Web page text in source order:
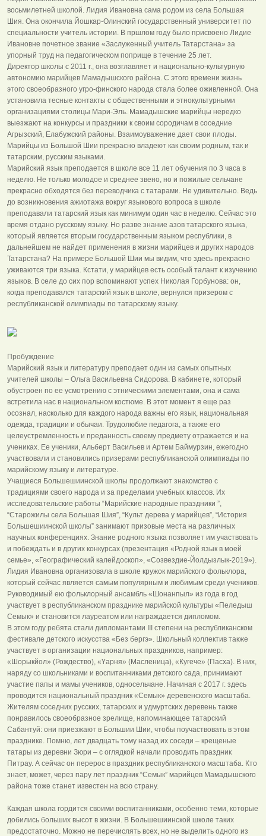
восьмилетней школой. Лидия Ивановна сама родом из села Большая
Шия. Она окончила Йошкар-Олинский государственный университет по
специальности учитель истории. В пршлом году было присвоено Лидие
Ивановне почетное звание «Заслуженный учитель Татарстана» за
упорный труд на педагогическом поприще в течение 25 лет.
Директор школы с 2011 г., она возглавляет и национально-культурную
автономию марийцев Мамадышского района. С этого времени жизнь
этого своеобразного угро-финского народа стала более оживленной. Она
установила тесные контакты с общественными и этнокультурными
организациями столицы Мари-Эль. Мамадышские марийцы нередко
выезжают на конкурсы и праздники к своим сородичам в соседние
Агрызский, Елабужский районы. Взаимоуважение дает свои плоды.
Марийцы из Большой Шии прекрасно владеют как своим родным, так и
татарским, русским языками.
Марийский язык преподается в школе все 11 лет обучения по 3 часа в
неделю. Не только молодое и среднее звено, но и пожилые сельчане
прекрасно обходятся без переводчика с татарами. Не удивительно. Ведь
до возникновения ажиотажа вокруг языкового вопроса в школе
преподавали татарский язык как минимум один час в неделю. Сейчас это
время отдано русскому языку. Но разве знание азов татарского языка,
который является вторым государственным языком республики, в
дальнейшем не найдет применения в жизни марийцев и других народов
Татарстана? На примере Большой Шии мы видим, что здесь прекрасно
уживаются три языка. Кстати, у марийцев есть особый талант к изучению
языков. В селе до сих пор вспоминают успех Николая Горбунова: он,
когда преподавался татарский язык в школе, вернулся призером с
республиканской олимпиады по татарскому языку.
Пробуждение
Марийский язык и литературу преподает один из самых опытных
учителей школы – Ольга Васильевна Сидорова. В кабинете, который
обустроен по ее усмотрению с этническими элементами, она и сама
встретила нас в национальном костюме. В этот момент я еще раз
осознал, насколько для каждого народа важны его язык, национальная
одежда, традиции и обычаи. Трудолюбие педагога, а также его
целеустремленность и преданность своему предмету отражается и на
учениках. Ее ученики, Альберт Васильев и Артем Баймурзин, ежегодно
участвовали и становились призерами республиканской олимпиады по
марийскому языку и литературе.
Учащиеся Большешиинской школы продолжают знакомство с
традициями своего народа и за пределами учебных классов. Их
исследовательские работы “Марийские народные праздники ”,
“Старожилы села Большая Шия”, “Культ дерева у марийцев”, “История
Большешиинской школы” занимают призовые места на различных
научных конференциях. Знание родного языка позволяет им участвовать
и побеждать и в других конкурсах (презентация «Родной язык в моей
семье», «Географический калейдоскоп», «Созвездие-Йолдызлык-2019»).
Лидия Ивановна организовала в школе кружок марийского фольклора,
который сейчас является самым популярным и любимым среди учеников.
Руководимый ею фольклорный ансамбль «Шонанпыл» из года в год
участвует в республиканском празднике марийской культуры «Пеледыш
Семык» и становится лауреатом или награждается дипломом.
В этом году ребята стали дипломантами III степени на республиканском
фестивале детского искусства «Без бергэ». Школьный коллектив также
участвует в организации национальных праздников, например:
«Шорыкйол» (Рождество), «Үарня» (Масленица), «Кугече» (Пасха). В них,
наряду со школьниками и воспитанниками детского сада, принимают
участие папы и мамы учеников, односельчане. Начиная с 2017 г. здесь
проводится национальный праздник «Семык» деревенского масштаба.
Жителям соседних русских, татарских и удмуртских деревень также
понравилось своеобразное зрелище, напоминающее татарский
Сабантуй: они приезжают в Большии Шии, чтобы поучаствовать в этом
празднике. Помню, лет двадцать тому назад их соседи – крещеные
татары из деревни Зюри – с оглядкой начали проводить праздник
Питрау. А сейчас он перерос в праздник республиканского масштаба. Кто
знает, может, через пару лет праздник “Семык” марийцев Мамадышского
района тоже станет известен на всю страну.
Каждая школа гордится своими воспитанниками, особенно теми, которые
добились больших высот в жизни. В Большешиинской школе таких
предостаточно. Можно не перечислять всех, но не выделить одного из